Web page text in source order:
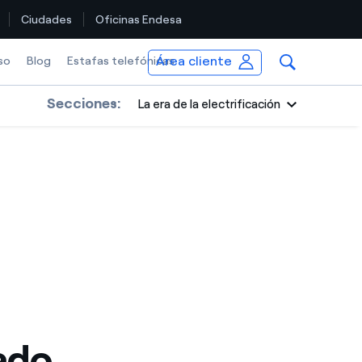
Ciudades Oficinas Endesa
Blog Estafas telefónicasÁrea cliente
Secciones: La era de la electrificación